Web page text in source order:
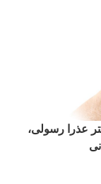
عذرا رسولی،